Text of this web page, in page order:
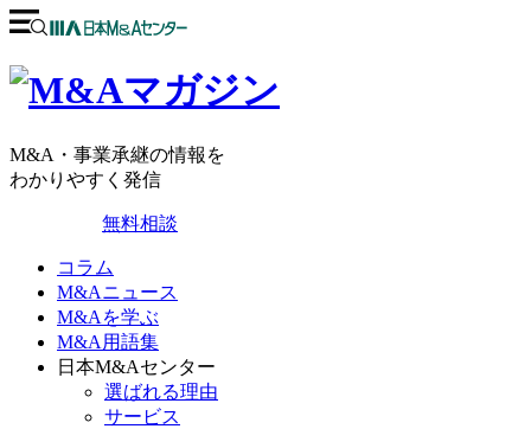
M&A・事業承継の情報を
わかりやすく発信
無料相談
コラム
M&Aニュース
M&Aを学ぶ
M&A用語集
日本M&Aセンター
選ばれる理由
サービス